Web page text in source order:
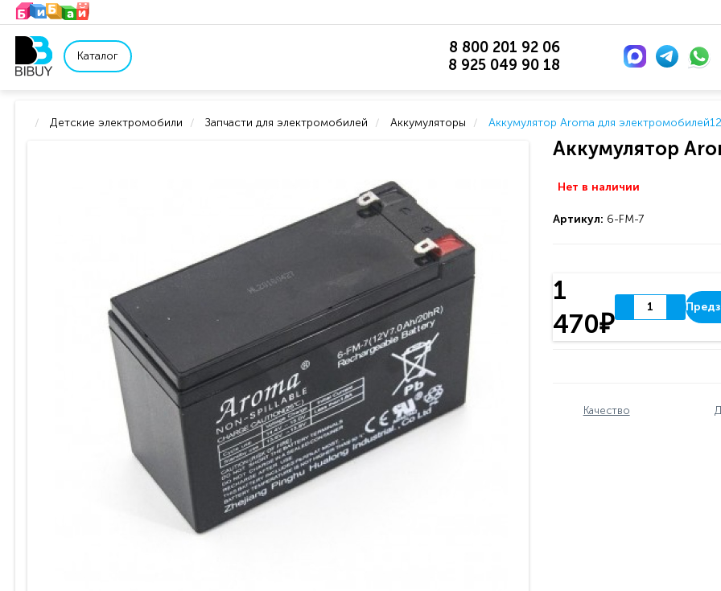
Каталог
8 800 201 92 06
8 925 049 90 18
Детские электромобили Запчасти для электромобилей Аккумуляторы Аккумулятор Aroma для
Аккумулятор
Нет в наличии
Артикул: 6-FM-7
1
470₽
Качество